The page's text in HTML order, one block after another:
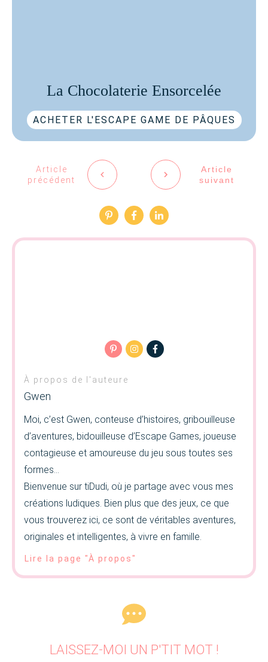
La Chocolaterie Ensorcelée
ACHETER L'ESCAPE GAME DE PÂQUES
Article
précédent
Article
suivant
À propos de l'auteure
Gwen
Moi, c’est Gwen, conteuse d’histoires, gribouilleuse
d’aventures, bidouilleuse d’Escape Games, joueuse
contagieuse et amoureuse du jeu sous toutes ses
formes…
Bienvenue sur tiDudi, où je partage avec vous mes
créations ludiques. Bien plus que des jeux, ce que
vous trouverez ici, ce sont de véritables aventures,
originales et intelligentes, à vivre en famille.
Lire la page "À propos"
LAISSEZ-MOI UN P'TIT MOT !